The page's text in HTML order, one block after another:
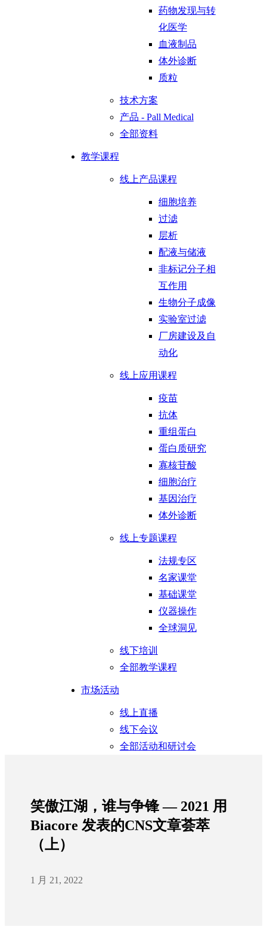
药物发现与转
化医学
血液制品
体外诊断
质粒
技术方案
产品 - Pall Medical
全部资料
教学课程
线上产品课程
细胞培养
过滤
层析
配液与储液
非标记分子相
互作用
生物分子成像
实验室过滤
厂房建设及自
动化
线上应用课程
疫苗
抗体
重组蛋白
蛋白质研究
寡核苷酸
细胞治疗
基因治疗
体外诊断
线上专题课程
法规专区
名家课堂
基础课堂
仪器操作
全球洞见
线下培训
全部教学课程
市场活动
线上直播
线下会议
全部活动和研讨会
笑傲江湖，谁与争锋 — 2021 用
Biacore 发表的CNS文章荟萃
（上）
1 月 21, 2022